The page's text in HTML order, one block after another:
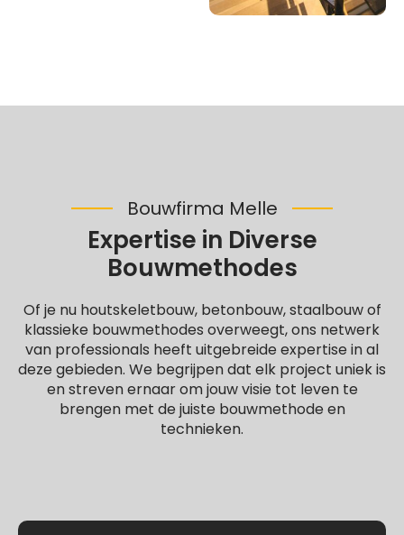
Bouwfirma Melle
Expertise in Diverse
Bouwmethodes
Of je nu houtskeletbouw, betonbouw, staalbouw of
klassieke bouwmethodes overweegt, ons netwerk
van professionals heeft uitgebreide expertise in al
deze gebieden. We begrijpen dat elk project uniek is
en streven ernaar om jouw visie tot leven te
brengen met de juiste bouwmethode en
technieken.